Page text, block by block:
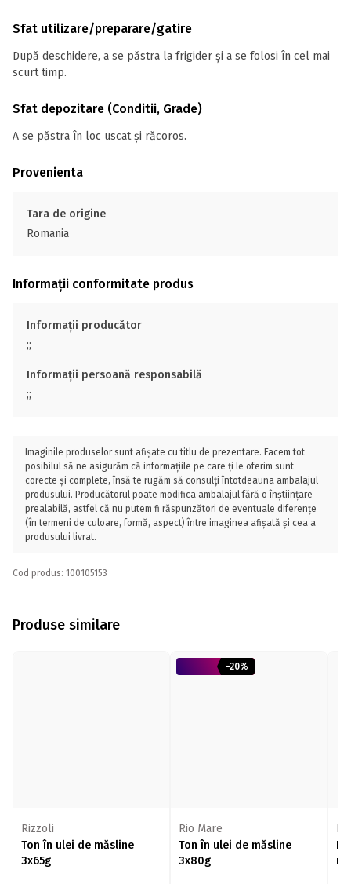
Sfat utilizare/preparare/gatire
După deschidere, a se păstra la frigider și a se folosi în cel mai
scurt timp.
Sfat depozitare (Conditii, Grade)
A se păstra în loc uscat și răcoros.
Provenienta
Tara de origine
Romania
Informații conformitate produs
Informații producător
;;
Informații persoană responsabilă
;;
Imaginile produselor sunt afișate cu titlu de prezentare. Facem tot
posibilul să ne asigurăm că informațiile pe care ți le oferim sunt
corecte și complete, însă te rugăm să consulți întotdeauna ambalajul
produsului. Producătorul poate modifica ambalajul fără o înștiințare
prealabilă, astfel că nu putem fi răspunzători de eventuale diferențe
(în termeni de culoare, formă, aspect) între imaginea afișată și cea a
produsului livrat.
Cod produs: 100105153
Produse similare
Rizzoli
Ton în ulei de măsline
3x65g
-20%
Rio Mare
Ton în ulei de măsline
3x80g